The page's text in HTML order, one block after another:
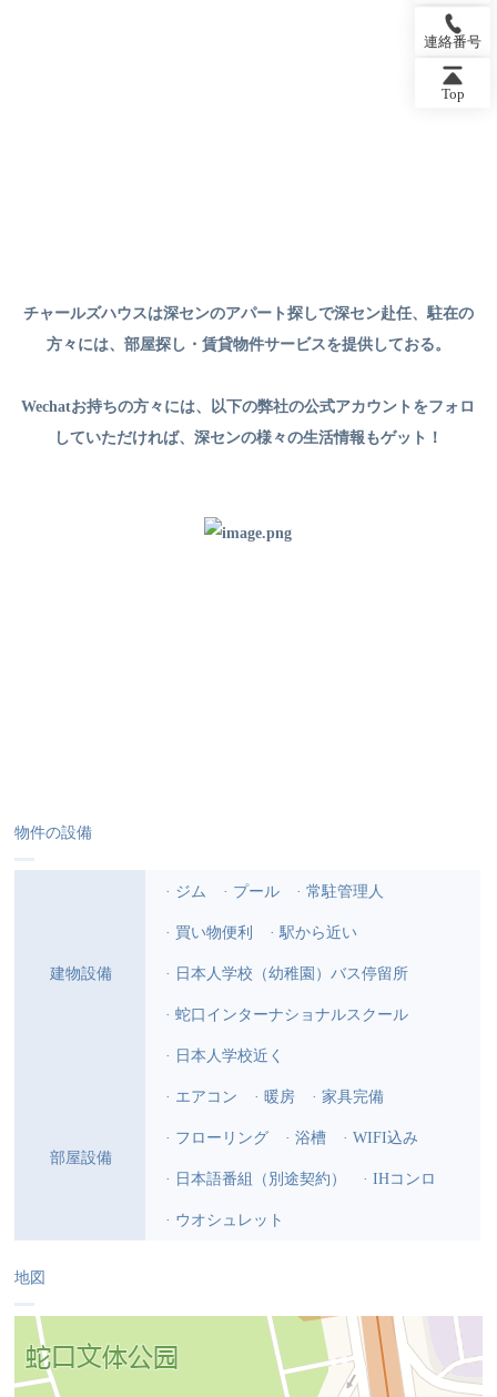
チャールズハウスは深センのアパート探しで深セン赴任、駐在の
方々には、部屋探し・賃貸物件サービスを提供しておる。
Wechatお持ちの方々には、以下の弊社の公式アカウントをフォロ
していただければ、深センの様々の生活情報もゲット！
物件の設備
建物設備
· ジム · プール · 常駐管理人
· 買い物便利 · 駅から近い
· 日本人学校（幼稚園）バス停留所
· 蛇口インターナショナルスクール
· 日本人学校近く
部屋設備
· エアコン · 暖房 · 家具完備
· フローリング · 浴槽 · WIFI込み
· 日本語番組（別途契約） · IHコンロ
· ウオシュレット
地図
連絡番号
Top